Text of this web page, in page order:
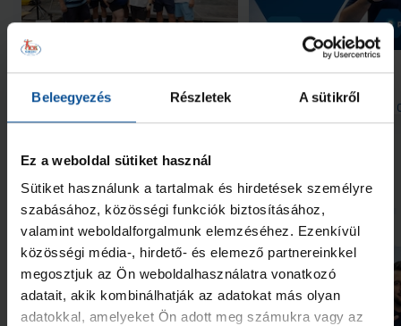
Beleegyezés Részletek A sütikről
Ez a weboldal sütiket használ
Sütiket használunk a tartalmak és hirdetések személyre
szabásához, közösségi funkciók biztosításához,
valamint weboldalforgalmunk elemzéséhez. Ezenkívül
közösségi média-, hirdető- és elemező partnereinkkel
megosztjuk az Ön weboldalhasználatra vonatkozó
adatait, akik kombinálhatják az adatokat más olyan
adatokkal, amelyeket Ön adott meg számukra vagy az
Galéria
Handball Family 2026. aug. 07.
#kékek Tour 1. állomás:
Hódmezővásárhely
2026. aug.
Indul a helyszíni
bérletértékesítés
További friss hírek